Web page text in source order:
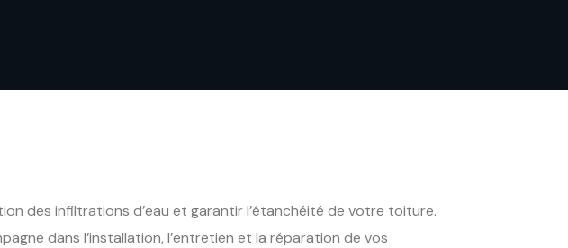
des infiltrations d’eau et garantir l’étanchéité de votre toiture.
dans l’installation, l’entretien et la réparation de vos